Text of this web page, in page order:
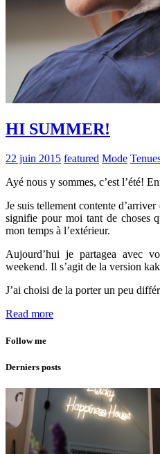
HI SUMMER!
22 juin 2015 featured Mode
Ayé nous y sommes, c’est l’été!
Je suis tellement contente
signifie pour moi tant de choses
mon temps à l’extérieur.
Aujourd’hui je partagea avec
weekend. Il s’agit de la version
J’ai choisi de la porter un peu
Read more
Follow me
Derniers posts